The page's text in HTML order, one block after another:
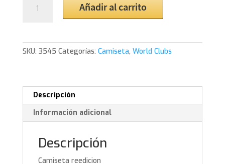
Manchester
Shirt
Añadir al carrito
SKU: 3545 Categorías: Camiseta, World Clubs
Descripción
Información adicional
Descripción
Camiseta reedicion